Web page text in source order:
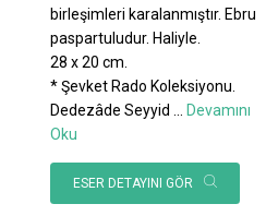
birleşimleri karalanmıştır. Ebru
paspartuludur. Haliyle.
28 x 20 cm.
* Şevket Rado Koleksiyonu.
Dedezâde Seyyid
Devamını
Oku
ESER DETAYINI GÖR